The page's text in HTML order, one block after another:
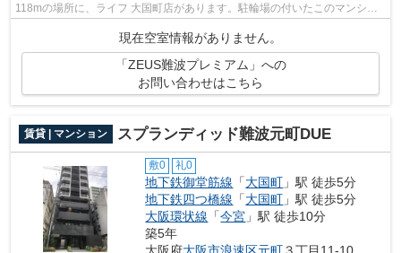
118mの場所に、ライフ 大国町店があります。駐輪場の付いたこのマンショ
ンで、自転車通勤を始めませんか。大阪市...
現在空室情報がありません。
「ZEUS難波プレミアム」への
お問い合わせはこちら
賃貸 | マンション スプランディッド難波元町DUE
敷0 礼0
地下鉄御堂筋線 「大国町 」駅 徒歩5分
地下鉄四つ橋線 「大国町 」駅 徒歩5分
大阪環状線 「今宮 」駅 徒歩10分
築5年